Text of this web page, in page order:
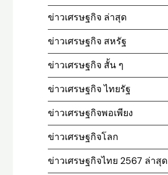
ข่าวเศรษฐกิจ ล่าสุด
ข่าวเศรษฐกิจ สหรัฐ
ข่าวเศรษฐกิจ สั้น ๆ
ข่าวเศรษฐกิจ ไทยรัฐ
ข่าวเศรษฐกิจพอเพียง
ข่าวเศรษฐกิจโลก
ข่าวเศรษฐกิจไทย 2567 ล่าสุด